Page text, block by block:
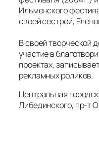
Ильменского
своей сестрой,
В своей творческой
участие в
проектах,
рекламных роликов.
Центральная
Либединского, пр-т